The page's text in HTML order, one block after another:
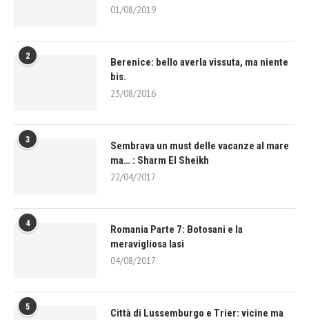
01/08/2019
2
Berenice: bello averla vissuta, ma niente
bis.
23/08/2016
3
Sembrava un must delle vacanze al mare
ma… : Sharm El Sheikh
22/04/2017
4
Romania Parte 7: Botosani e la
meravigliosa Iasi
04/08/2017
5
Città di Lussemburgo e Trier: vicine ma